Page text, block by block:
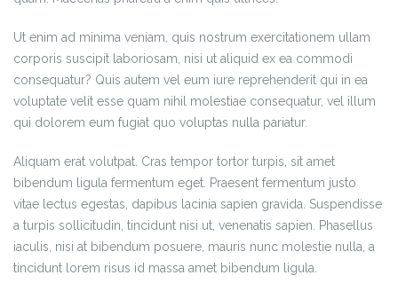
Ut enim ad minima veniam, quis nostrum exercitationem ullam
corporis suscipit laboriosam, nisi ut aliquid ex ea commodi
consequatur? Quis autem vel eum iure reprehenderit qui in ea
voluptate velit esse quam nihil molestiae consequatur, vel illum
qui dolorem eum fugiat quo voluptas nulla pariatur.
Aliquam erat volutpat. Cras tempor tortor turpis, sit amet
bibendum ligula fermentum eget. Praesent fermentum justo
vitae lectus egestas, dapibus lacinia sapien gravida. Suspendisse
a turpis sollicitudin, tincidunt nisi ut, venenatis sapien. Phasellus
iaculis, nisi at bibendum posuere, mauris nunc molestie nulla, a
tincidunt lorem risus id massa amet bibendum ligula.